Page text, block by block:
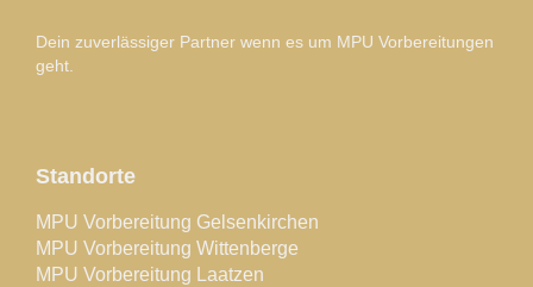
Dein zuverlässiger Partner wenn es um MPU Vorbereitungen
geht.
Standorte
MPU Vorbereitung Gelsenkirchen
MPU Vorbereitung Wittenberge
MPU Vorbereitung Laatzen